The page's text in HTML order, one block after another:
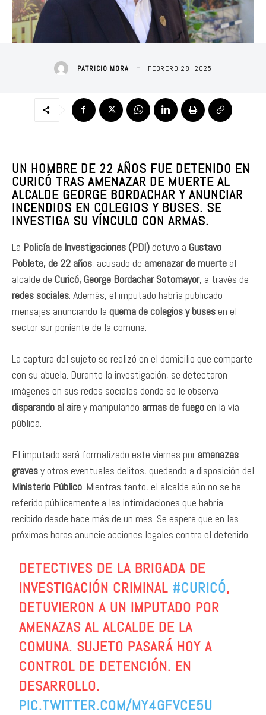
PATRICIO MORA FEBRERO 28, 2025
UN HOMBRE DE 22 AÑOS FUE DETENIDO EN
CURICÓ TRAS AMENAZAR DE MUERTE AL
ALCALDE GEORGE BORDACHAR Y ANUNCIAR
INCENDIOS EN COLEGIOS Y BUSES. SE
INVESTIGA SU VÍNCULO CON ARMAS.
La Policía de Investigaciones (PDI)detuvo a Gustavo
Poblete, de 22 años, acusado de amenazar de muerte al
alcalde de Curicó, George Bordachar Sotomayor, a través de
redes sociales . Además, el imputado habría publicado
mensajes anunciando la quema de colegios y busesen el
sector sur poniente de la comuna.
La captura del sujeto se realizó en el domicilio que comparte
con su abuela. Durante la investigación, se detectaron
imágenes en sus redes sociales donde se le observa
disparando al airey manipulando armas de fuegoen la vía
pública.
El imputado será formalizado este viernes por amenazas
gravesy otros eventuales delitos, quedando a disposición del
Ministerio Público . Mientras tanto, el alcalde aún no se ha
referido públicamente a las intimidaciones que habría
recibido desde hace más de un mes. Se espera que en las
próximas horas anuncie acciones legales contra el detenido.
DETECTIVES DE LA BRIGADA DE
INVESTIGACIÓN CRIMINAL #CURICÓ,
DETUVIERON A UN IMPUTADO POR
AMENAZAS AL ALCALDE DE LA
COMUNA. SUJETO PASARÁ HOY A
CONTROL DE DETENCIÓN. EN
DESARROLLO.
PIC.TWITTER.COM/MY4GFVCE5U